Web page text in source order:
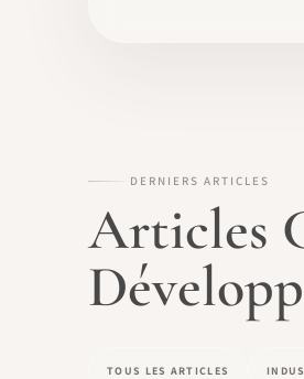
DERNIERS ARTICLES
Articles
TOUS LES ARTICLES